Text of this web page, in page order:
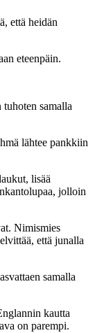
että heidän
eteenpäin.
samalla
lähtee pankkiin
lisää
jolloin
Nimismies
että junalla
samalla
kautta
on parempi.